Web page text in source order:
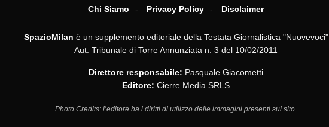
Chi Siamo Privacy Policy Disclaimer
SpazioMilan è un supplemento editoriale della Testata Giornalistica "Nuovevoci"
Aut. Tribunale di Torre Annunziata n. 3 del 10/02/2011
Direttore responsabile: Pasquale Giacometti
Editore: Cierre Media SRLS
Photo Credits: l’editore ha i diritti di utilizzo delle immagini presenti sul sito.